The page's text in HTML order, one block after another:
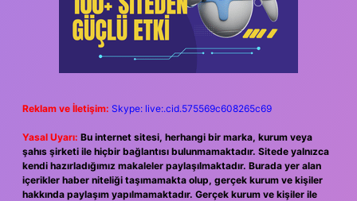
Reklam ve İletişim: Skype: live:.cid.575569c608265c69
Yasal Uyarı: Bu internet sitesi, herhangi bir marka, kurum veya
şahıs şirketi ile hiçbir bağlantısı bulunmamaktadır. Sitede yalnızca
kendi hazırladığımız makaleler paylaşılmaktadır. Burada yer alan
içerikler haber niteliği taşımamakta olup, gerçek kurum ve kişiler
hakkında paylaşım yapılmamaktadır. Gerçek kurum ve kişiler ile